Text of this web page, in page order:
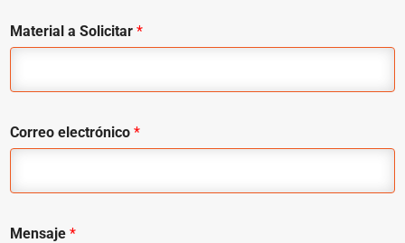
Material a Solicitar *
Correo electrónico *
Mensaje *